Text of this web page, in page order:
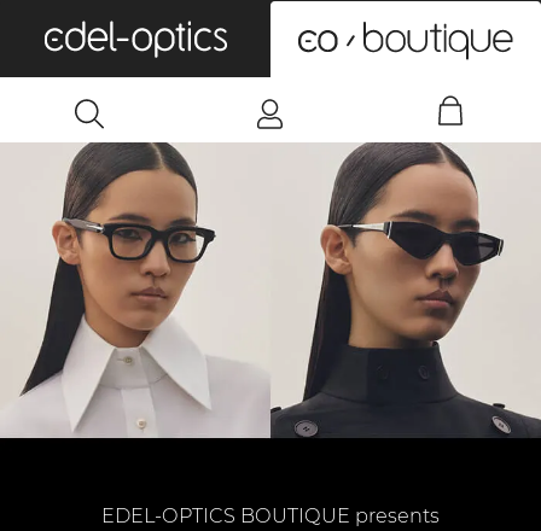
EDEL-OPTICS BOUTIQUE presents